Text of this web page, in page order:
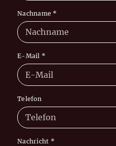
Nachname *
E-Mail *
Telefon
Nachricht *